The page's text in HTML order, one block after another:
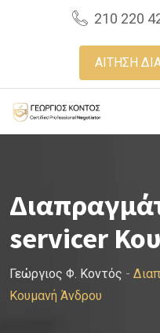
210 220
ΑΙΤΗΣΗ
servicer
Γεώργιος Φ. Κοντός -
Κουμανή Άνδρου